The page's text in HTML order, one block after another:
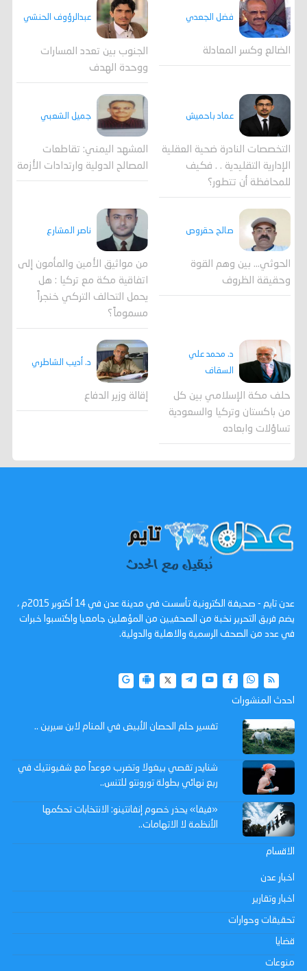
فضل الجعدي
الضالع وكسر المعادلة
عبدالرؤوف الحنشي
الجنوب بين تعدد المسارات
ووحدة الهدف
عماد باحميش
التخصصات النادرة ضحية العقلية
الإدارية التقليدية . . فكيف
للمحافظة أن تتطور؟
جميل الشعبي
المشهد اليمني: تقاطعات
المصالح الدولية وارتدادات الأزمة
صالح حقروص
الحوثي... بين وهم القوة
وحقيقة الظروف
ناصر المشارع
من مواثيق الأمين والمأمون إلى
اتفاقية مكة مع تركيا : هل
يحمل التحالف التركي خنجراً
مسموماً؟
د. محمد علي
السقاف
حلف مكة الإسلامي بين كل
من باكستان وتركيا والسعودية
تساؤلات وابعاده
د. أديب الشاطري
إقالة وزير الدفاع
عدن تايم - صحيفة الكترونية تأسست في مدينة عدن في 14 أكتوبر 2015م ،
يضم فريق التحرير نخبة من الصحفيين من المؤهلين جامعيا واكتسبوا خبرات
في عدد من الصحف الرسمية والاهلية والدولية.
احدث المنشورات
تفسير حلم الحصان الأبيض في المنام لابن سيرين ..
شنايدر تقصي بيغولا وتضرب موعداً مع شفيونتيك في
ربع نهائي بطولة تورونتو للتنس..
«فيفا» يحذر خصوم إنفانتينو: الانتخابات تحكمها
الأنظمة لا الاتهامات..
الاقسام
اخبار عدن
اخبار وتقارير
تحقيقات وحوارات
قضايا
منوعات